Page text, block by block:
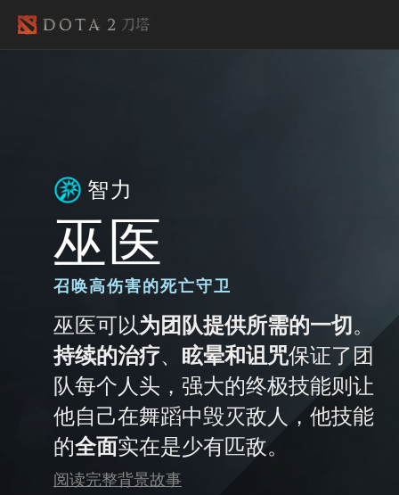
智力
巫医
召唤高伤害的死亡守卫
巫医可以为团队提供所需的一切 。
持续的治疗、 眩晕和诅咒保证了团
队每个人头，强大的终极技能则让
他自己在舞蹈中毁灭敌人，他技能
的全面实在是少有匹敌。
阅读完整背景故事